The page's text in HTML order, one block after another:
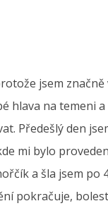
jsem
hlava na temeni
Předešlý den
mi bylo
a šla jsem
pokračuje,